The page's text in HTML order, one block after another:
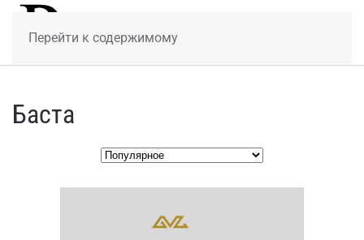
Перейти к содержимому
Баста